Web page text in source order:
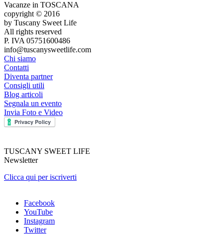
Vacanze in TOSCANA
copyright © 2016
by Tuscany Sweet Life
All rights reserved
P. IVA 05751600486
info@tuscanysweetlife.com
Chi siamo
Contatti
Diventa partner
Consigli utili
Blog articoli
Segnala un evento
Invia Foto e Video
TUSCANY SWEET LIFE
Newsletter
Clicca qui per iscriverti
Facebook
YouTube
Instagram
Twitter